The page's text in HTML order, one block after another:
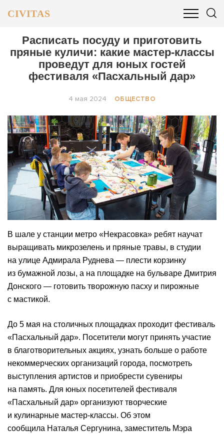
CIVITAS
ОБЩЕСТВО БИЗНЕС И ФИНАНСЫ
Расписать посуду и приготовить
пряные куличи: какие мастер-классы
проведут для юных гостей
фестиваля «Пасхальный дар»
4 мая 2024 ОБЩЕСТВО
В шале у станции метро «Некрасовка» ребят научат
выращивать микрозелень и пряные травы, в студии
на улице Адмирала Руднева — плести корзинку
из бумажной лозы, а на площадке на бульваре Дмитрия
Донского — готовить творожную пасху и пирожные
с мастикой.
До 5 мая на столичных площадках проходит фестиваль
«Пасхальный дар». Посетители могут принять участие
в благотворительных акциях, узнать больше о работе
некоммерческих организаций города, посмотреть
выступления артистов и приобрести сувениры
на память. Для юных посетителей фестиваля
«Пасхальный дар» организуют творческие
и кулинарные мастер-классы. Об этом
сообщила Наталья Сергунина, заместитель Мэра